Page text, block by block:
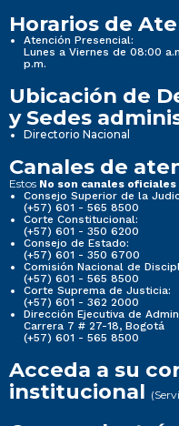
Horarios de
Atención Presencial:
Lunes a Viernes de 08:00
p.m.
Ubicación de
y Sedes
Directorio Nacional
Canales de
Estos No son canales oficiales
Consejo Superior de la
(+57) 601 - 565 8500
Corte Constitucional:
(+57) 601 - 350 6200
Consejo de Estado:
(+57) 601 - 350 6700
Comisión Nacional de
(+57) 601 - 565 8500
Corte Suprema de Justicia:
(+57) 601 - 362 2000
Dirección Ejecutiva de
Carrera 7 # 27-18, Bogotá
(+57) 601 - 565 8500
Acceda a su
institucional